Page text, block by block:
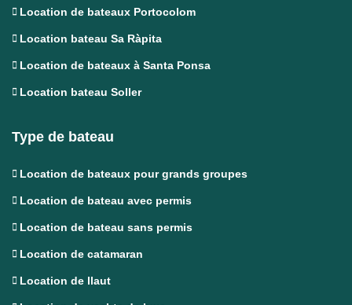
Location de bateaux Portocolom
Location bateau Sa Ràpita
Location de bateaux à Santa Ponsa
Location bateau Soller
Type de bateau
Location de bateaux pour grands groupes
Location de bateau avec permis
Location de bateau sans permis
Location de catamaran
Location de llaut